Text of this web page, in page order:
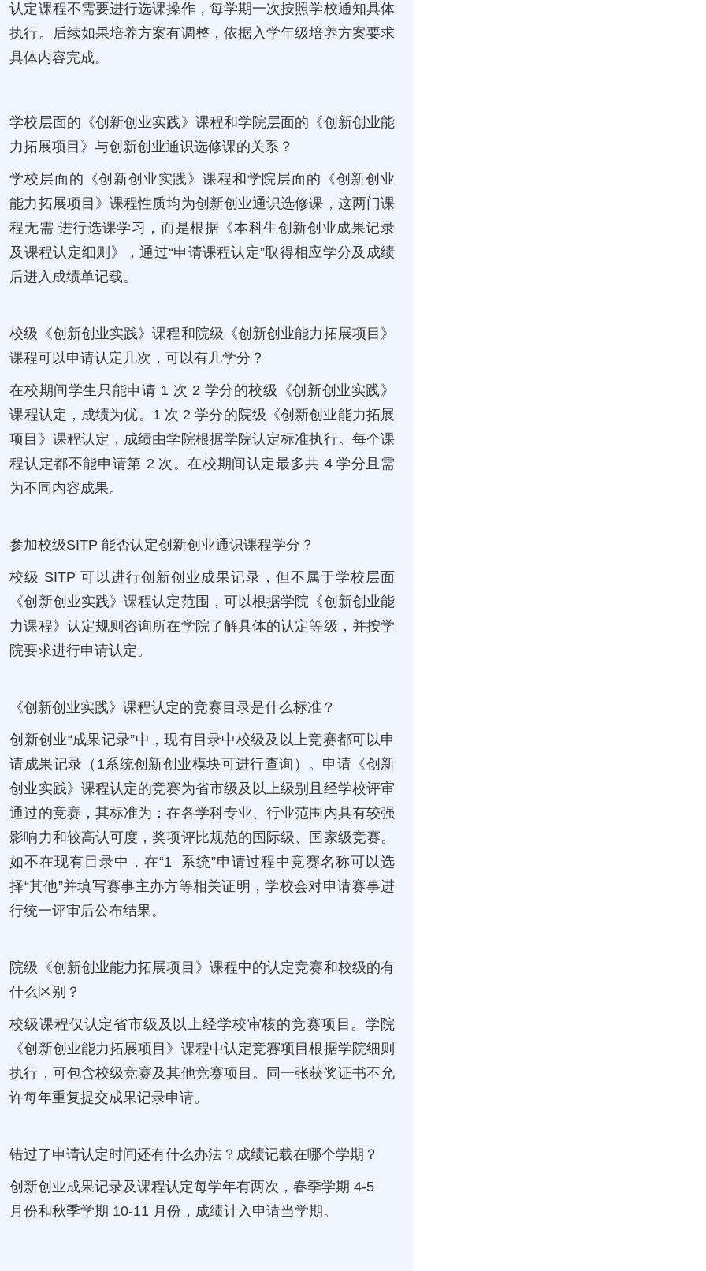
认定课程不需要进行选课操作，每学期一次按照学校通知具体
执行。后续如果培养方案有调整，依据入学年级培养方案要求
具体内容完成。
学校层面的《创新创业实践》课程和学院层面的《创新创业能
力拓展项目》与创新创业通识选修课的关系？
学校层面的《创新创业实践》课程和学院层面的《创新创业
能力拓展项目》课程性质均为创新创业通识选修课，这两门课
程无需 进行选课学习，而是根据《本科生创新创业成果记录
及课程认定细则》，通过“申请课程认定”取得相应学分及成绩
后进入成绩单记载。
校级《创新创业实践》课程和院级《创新创业能力拓展项目》
课程可以申请认定几次，可以有几学分？
在校期间学生只能申请 1 次 2 学分的校级《创新创业实践》
课程认定，成绩为优。1 次 2 学分的院级《创新创业能力拓展
项目》课程认定，成绩由学院根据学院认定标准执行。每个课
程认定都不能申请第 2 次。在校期间认定最多共 4 学分且需
为不同内容成果。
参加校级SITP 能否认定创新创业通识课程学分？
校级 SITP 可以进行创新创业成果记录，但不属于学校层面
《创新创业实践》课程认定范围，可以根据学院《创新创业能
力课程》认定规则咨询所在学院了解具体的认定等级，并按学
院要求进行申请认定。
《创新创业实践》课程认定的竞赛目录是什么标准？
创新创业“成果记录”中，现有目录中校级及以上竞赛都可以申
请成果记录（1系统创新创业模块可进行查询）。申请《创新
创业实践》课程认定的竞赛为省市级及以上级别且经学校评审
通过的竞赛，其标准为：在各学科专业、行业范围内具有较强
影响力和较高认可度，奖项评比规范的国际级、国家级竞赛。
如不在现有目录中，在“1 系统”申请过程中竞赛名称可以选
择“其他”并填写赛事主办方等相关证明，学校会对申请赛事进
行统一评审后公布结果。
院级《创新创业能力拓展项目》课程中的认定竞赛和校级的有
什么区别？
校级课程仅认定省市级及以上经学校审核的竞赛项目。学院
《创新创业能力拓展项目》课程中认定竞赛项目根据学院细则
执行，可包含校级竞赛及其他竞赛项目。同一张获奖证书不允
许每年重复提交成果记录申请。
错过了申请认定时间还有什么办法？成绩记载在哪个学期？
创新创业成果记录及课程认定每学年有两次，春季学期 4-5
月份和秋季学期 10-11 月份，成绩计入申请当学期。